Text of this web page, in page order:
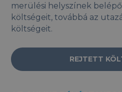
merülési helyszínek
költségeit, továbbá az
költségeit.
REJTETT